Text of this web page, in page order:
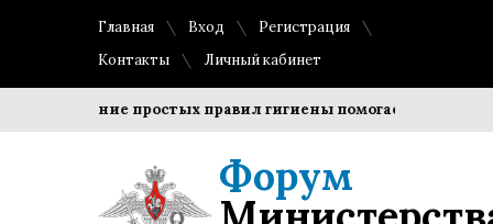
Главная Вход
Регистрация
Контакты
Личный кабинет
Соблюдение простых правил гигиены помогает
Форум